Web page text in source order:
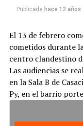
Publicada hace 12 años
El 13 de febrero
cometidos durante
centro clandestino
Las audiencias se
en la Sala B de
Py, en el barrio